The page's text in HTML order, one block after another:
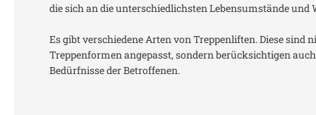
die sich an die unterschiedlichsten Lebensumstände
Es gibt verschiedene Arten von Treppenliften. Diese sind
Treppenformen angepasst, sondern berücksichtigen
Bedürfnisse der Betroffenen.